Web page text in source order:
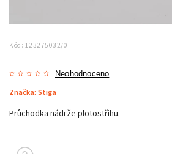
Kód: 123275032/0
Neohodnoceno
Značka: Stiga
Průchodka nádrže plotostřihu.